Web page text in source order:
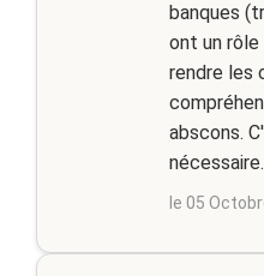
banques
ont un rôle
rendre les
abscons.
le 05